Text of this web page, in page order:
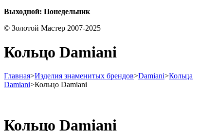
Выходной: Понедельник
© Золотой Мастер 2007-2025
Кольцо Damiani
Главная>Изделия знаменитых брендов>Damiani>Кольца
Damiani>Кольцо Damiani
Кольцо Damiani